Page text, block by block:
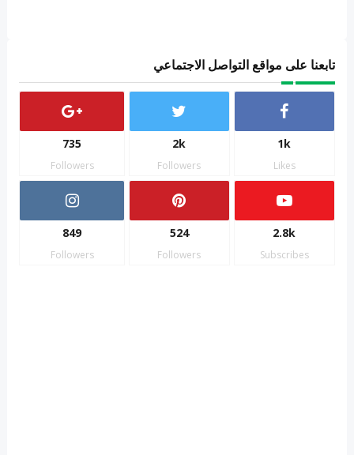
تابعنا على مواقع التواصل الاجتماعي
1k
Likes
2k
Followers
735
Followers
2.8k
Subscribes
524
Followers
849
Followers